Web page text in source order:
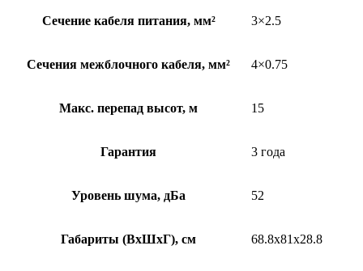
Сечение кабеля питания, мм² 3×2.5
Сечения межблочного кабеля, мм² 4×0.75
Макс. перепад высот, м 15
Гарантия 3 года
Уровень шума, дБа 52
Габариты (ВхШхГ), см 68.8x81x28.8